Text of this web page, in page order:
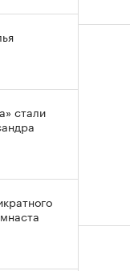
стали